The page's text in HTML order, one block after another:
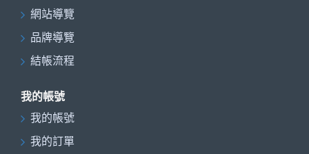
網站導覽
品牌導覽
結帳流程
我的帳號
我的帳號
我的訂單